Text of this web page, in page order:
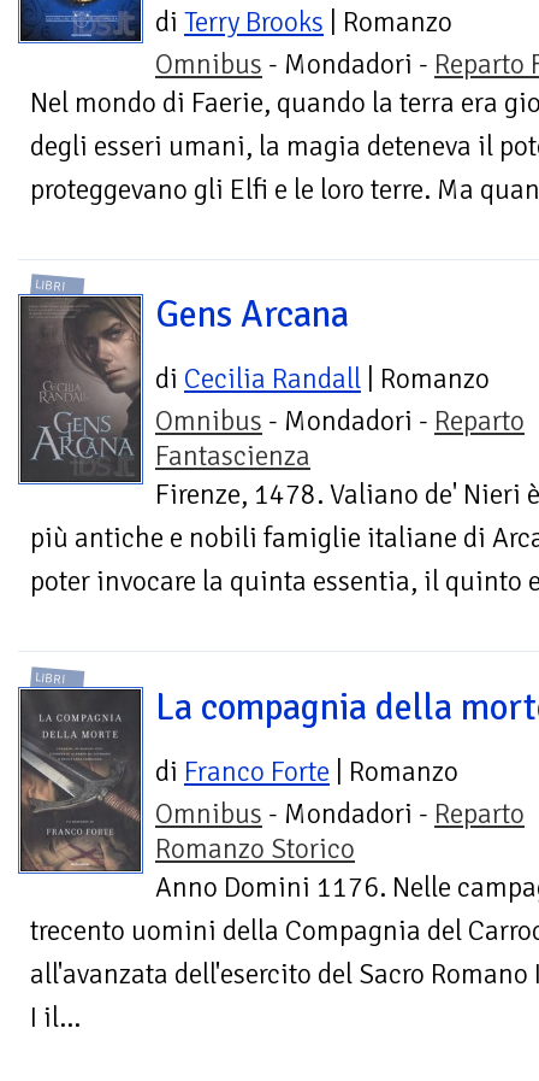
di Terry Brooks | Romanzo
Omnibus - Mondadori - Reparto
Nel mondo di Faerie, quando la terra era
degli esseri umani, la magia deteneva il
proteggevano gli Elfi e le loro terre. Ma
LIBRI
Gens Arcana
di Cecilia Randall | Romanzo
Omnibus - Mondadori - Reparto
Fantascienza
Firenze, 1478. Valiano de' Nieri
più antiche e nobili famiglie italiane di
poter invocare la quinta essentia, il quinto
LIBRI
La compagnia della
di Franco Forte | Romanzo
Omnibus - Mondadori - Reparto
Romanzo Storico
Anno Domini 1176. Nelle
trecento uomini della Compagnia del
all'avanzata dell'esercito del Sacro
I il...